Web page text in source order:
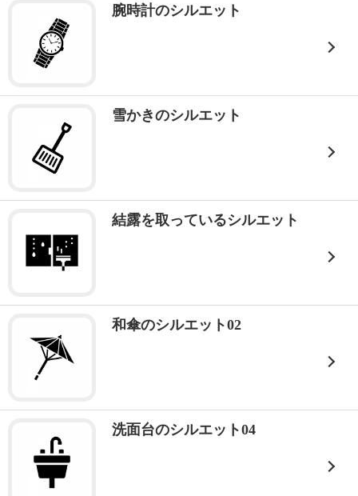
腕時計のシルエット
雪かきのシルエット
結露を取っているシルエット
和傘のシルエット02
洗面台のシルエット04